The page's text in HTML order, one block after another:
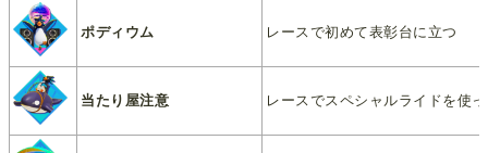
ポディウム レースで初めて表彰台に立つ
当たり屋注意 レースでスペシャルライドを使